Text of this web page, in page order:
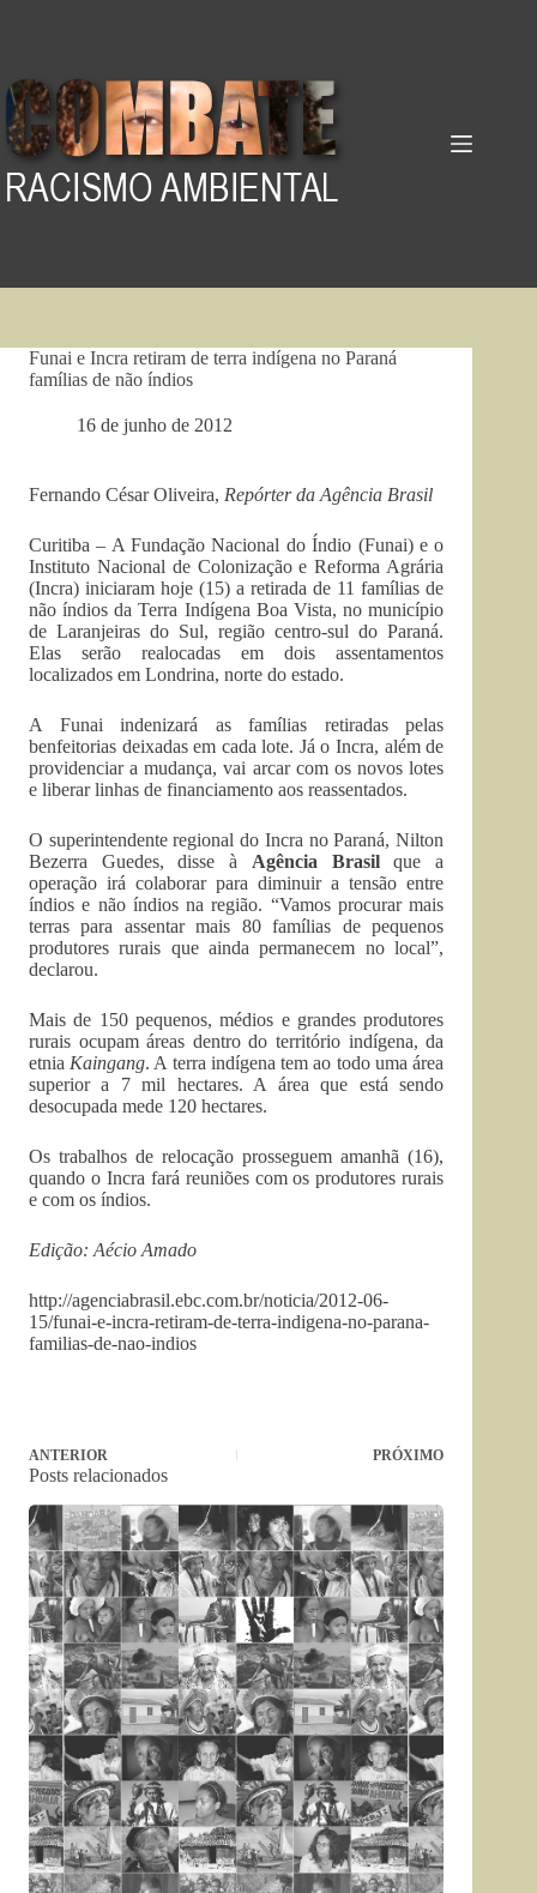
Funai e Incra retiram de terra indígena no Paraná
famílias de não índios
16 de junho de 2012
Fernando César Oliveira, Repórter da Agência Brasil
Curitiba – A Fundação Nacional do Índio (Funai) e o
Instituto Nacional de Colonização e Reforma Agrária
(Incra) iniciaram hoje (15) a retirada de 11 famílias de
não índios da Terra Indígena Boa Vista, no município
de Laranjeiras do Sul, região centro-sul do Paraná.
Elas serão realocadas em dois assentamentos
localizados em Londrina, norte do estado.
A Funai indenizará as famílias retiradas pelas
benfeitorias deixadas em cada lote. Já o Incra, além de
providenciar a mudança, vai arcar com os novos lotes
e liberar linhas de financiamento aos reassentados.
O superintendente regional do Incra no Paraná, Nilton
Bezerra Guedes, disse à Agência Brasilque a
operação irá colaborar para diminuir a tensão entre
índios e não índios na região. “Vamos procurar mais
terras para assentar mais 80 famílias de pequenos
produtores rurais que ainda permanecem no local”,
declarou.
Mais de 150 pequenos, médios e grandes produtores
rurais ocupam áreas dentro do território indígena, da
etnia Kaingang. A terra indígena tem ao todo uma área
superior a 7 mil hectares. A área que está sendo
desocupada mede 120 hectares.
Os trabalhos de relocação prosseguem amanhã (16),
quando o Incra fará reuniões com os produtores rurais
e com os índios.
Edição: Aécio Amado
http://agenciabrasil.ebc.com.br/noticia/2012-06-
15/funai-e-incra-retiram-de-terra-indigena-no-parana-
familias-de-nao-indios
ANTERIOR PRÓXIMO
Posts relacionados